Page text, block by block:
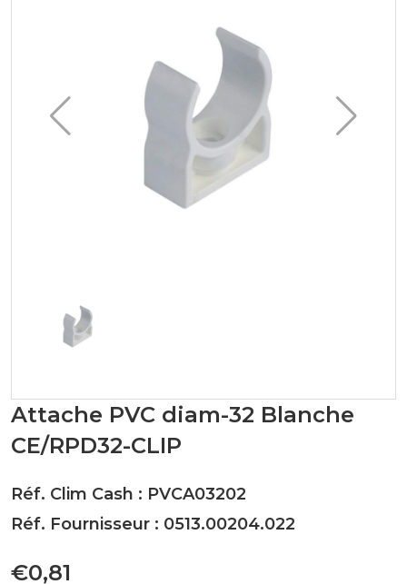
Attache PVC diam-32 Blanche
CE/RPD32-CLIP
Réf. Clim Cash : PVCA03202
Réf. Fournisseur : 0513.00204.022
€0,81